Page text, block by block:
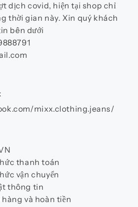
dịch covid, hiện tại shop chỉ
thời gian này. Xin quý khách
bên dưới
mixx.clothing.jeans/
thanh toán
vận chuyển
thông tin
và hoàn tiền